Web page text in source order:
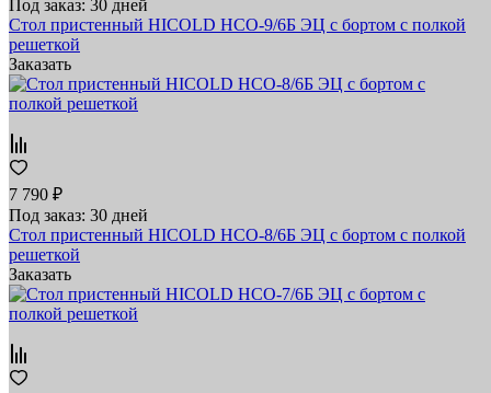
Под заказ: 30 дней
Стол пристенный HICOLD НСО-9/6Б ЭЦ с бортом с полкой
решеткой
Заказать
7 790 ₽
Под заказ: 30 дней
Стол пристенный HICOLD НСО-8/6Б ЭЦ с бортом с полкой
решеткой
Заказать